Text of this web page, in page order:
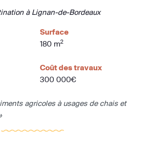
à Lignan-de-Bordeaux
Surface
180 m2
Coût des travaux
300 000€
agricoles à usages de chais et